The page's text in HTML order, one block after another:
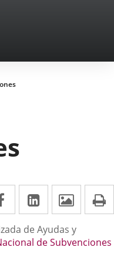
Facebook
Enlace
a
una
Linkedin
Enlace
a
una
de Ayudas y
de Subvenciones